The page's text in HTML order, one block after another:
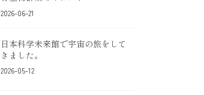
2026-06-21
日本科学未来館で宇宙の旅をして
きました。
2026-05-12